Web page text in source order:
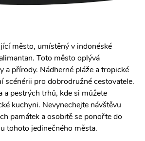
město, umístěný v indonéské
Toto město oplývá
a přírody. Nádherné pláže a tropické
scénérii pro dobrodružné cestovatele.
a pestrých trhů, kde si můžete
kuchyni. Nevynechejte návštěvu
památek a osobitě se ponořte do
tohoto jedinečného města.